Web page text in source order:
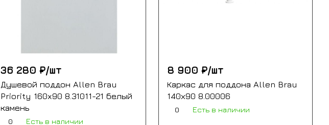
36 280 ₽/шт
Душевой поддон Allen Brau
Priority 160x90 8.31011-21 белый
камень
0 Есть в наличии
8 900 ₽/шт
Каркас для поддона Allen Brau
140х90 8.00006
0 Есть в наличии